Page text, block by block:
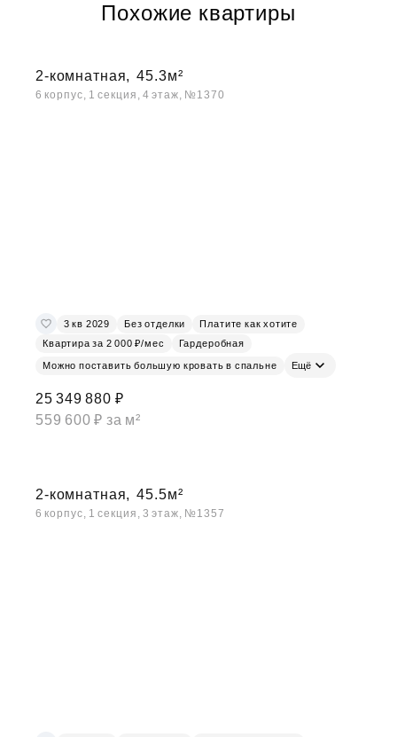
Похожие квартиры
2-комнатная, 45.3м²
6 корпус, 1 секция, 4 этаж, №1370
3 кв 2029 Без отделки
Платите как хотите
Квартира за 2 000 ₽/мес
Гардеробная
Можно поставить большую кровать в спальне Ещё
25 349 880 ₽
559 600 ₽ за м²
2-комнатная, 45.5м²
6 корпус, 1 секция, 3 этаж, №1357